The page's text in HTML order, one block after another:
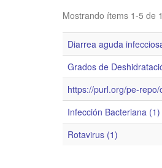
Mostrando ítems 1-5 de 1
Diarrea aguda
Grados de
https://purl.org/pe-
Infección Bacteriana (1)
Rotavirus (1)